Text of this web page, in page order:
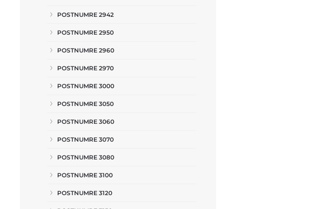
POSTNUMRE 2942
POSTNUMRE 2950
POSTNUMRE 2960
POSTNUMRE 2970
POSTNUMRE 3000
POSTNUMRE 3050
POSTNUMRE 3060
POSTNUMRE 3070
POSTNUMRE 3080
POSTNUMRE 3100
POSTNUMRE 3120